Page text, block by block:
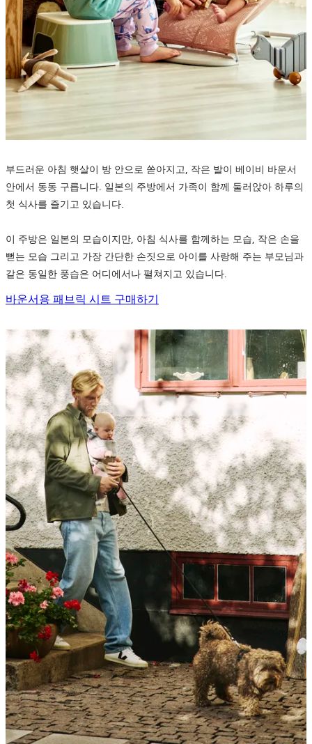
부드러운 아침 햇살이 방 안으로 쏟아지고, 작은 발이 베이비 바운서
안에서 동동 구릅니다. 일본의 주방에서 가족이 함께 둘러앉아 하루의
첫 식사를 즐기고 있습니다.
이 주방은 일본의 모습이지만, 아침 식사를 함께하는 모습, 작은 손을
뻗는 모습 그리고 가장 간단한 손짓으로 아이를 사랑해 주는 부모님과
같은 동일한 풍습은 어디에서나 펼쳐지고 있습니다.
바운서용 패브릭 시트 구매하기